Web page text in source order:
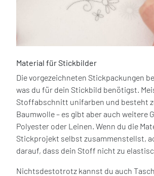
Material für Stickbilder
Die vorgezeichneten Stickpackungen
was du für dein Stickbild benötigst.
Stoffabschnitt unifarben und besteht
Baumwolle – es gibt aber auch weitere
Polyester oder Leinen. Wenn du die
Stickprojekt selbst zusammenstellst,
darauf, dass dein Stoff nicht zu
Nichtsdestotrotz kannst du auch